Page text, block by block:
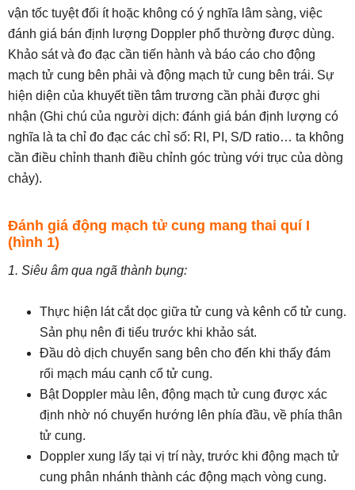
vận tốc tuyệt đối ít hoặc không có ý nghĩa lâm sàng, việc
đánh giá bán định lượng Doppler phổ thường được dùng.
Khảo sát và đo đạc cần tiến hành và báo cáo cho động
mạch tử cung bên phải và động mạch tử cung bên trái. Sự
hiện diện của khuyết tiền tâm trương cần phải được ghi
nhận (Ghi chú của người dịch: đánh giá bán định lượng có
nghĩa là ta chỉ đo đạc các chỉ số: RI, PI, S/D ratio… ta không
cần điều chỉnh thanh điều chỉnh góc trùng với trục của dòng
chảy).
Đánh giá động mạch tử cung mang thai quí I
(hình 1)
1. Siêu âm qua ngã thành bụng:
Thực hiện lát cắt dọc giữa tử cung và kênh cổ tử cung.
Sản phụ nên đi tiểu trước khi khảo sát.
Đầu dò dịch chuyển sang bên cho đến khi thấy đám
rối mạch máu cạnh cổ tử cung.
Bật Doppler màu lên, động mạch tử cung được xác
định nhờ nó chuyển hướng lên phía đầu, về phía thân
tử cung.
Doppler xung lấy tại vị trí này, trước khi động mạch tử
cung phân nhánh thành các động mạch vòng cung.